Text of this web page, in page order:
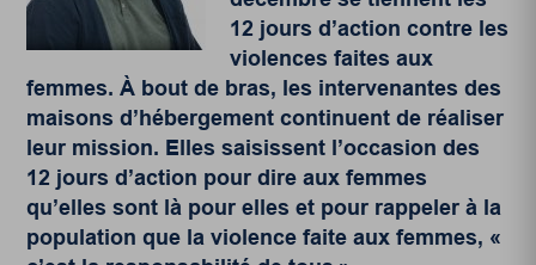
12 jours d’action contre les
violences faites aux
femmes. À bout de bras, les intervenantes des
maisons d’hébergement continuent de réaliser
leur mission. Elles saisissent l’occasion des
12 jours d’action pour dire aux femmes
qu’elles sont là pour elles et pour rappeler à la
population que la violence faite aux femmes, «